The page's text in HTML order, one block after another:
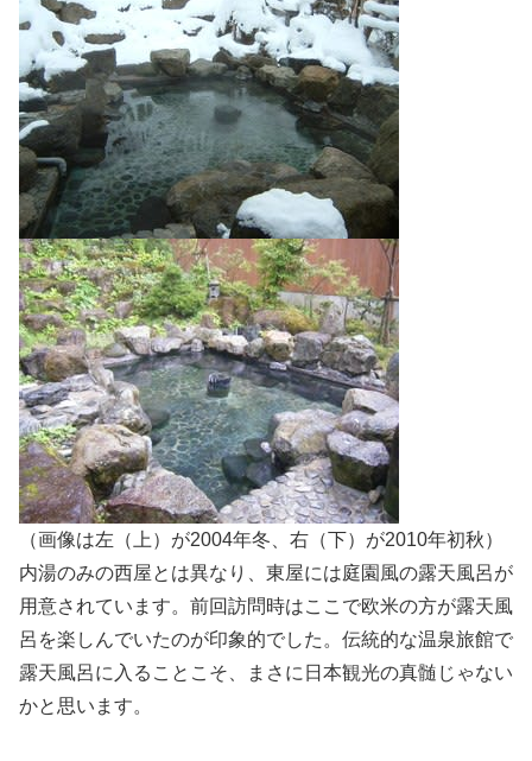
（画像は左（上）が2004年冬、右（下）が2010年初秋）
内湯のみの西屋とは異なり、東屋には庭園風の露天風呂が
用意されています。前回訪問時はここで欧米の方が露天風
呂を楽しんでいたのが印象的でした。伝統的な温泉旅館で
露天風呂に入ることこそ、まさに日本観光の真髄じゃない
かと思います。